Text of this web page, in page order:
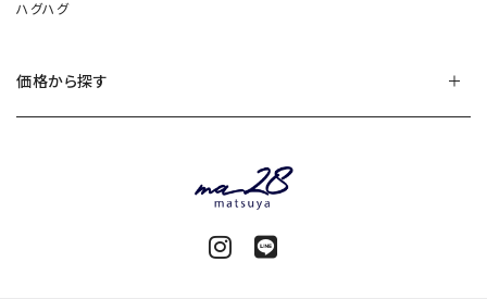
ハグハグ
価格から探す